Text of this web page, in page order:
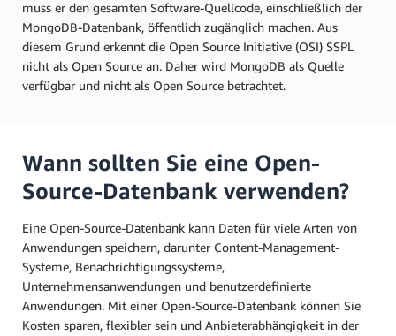
muss er den gesamten Software-Quellcode, einschließlich der
MongoDB-Datenbank, öffentlich zugänglich machen. Aus
diesem Grund erkennt die Open Source Initiative (OSI) SSPL
nicht als Open Source an. Daher wird MongoDB als Quelle
verfügbar und nicht als Open Source betrachtet.
Wann sollten Sie eine Open-
Source-Datenbank verwenden?
Eine Open-Source-Datenbank kann Daten für viele Arten von
Anwendungen speichern, darunter Content-Management-
Systeme, Benachrichtigungssysteme,
Unternehmensanwendungen und benutzerdefinierte
Anwendungen. Mit einer Open-Source-Datenbank können Sie
Kosten sparen, flexibler sein und Anbieterabhängigkeit in der